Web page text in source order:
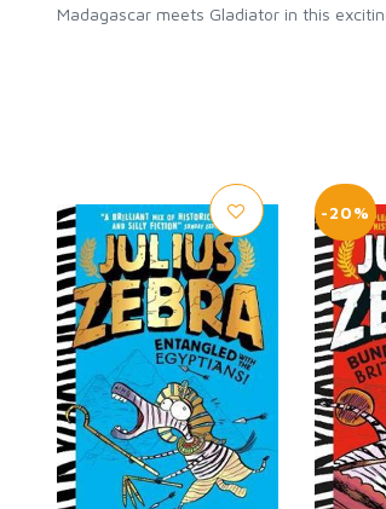
Madagascar meets Gladiator in this
-20%